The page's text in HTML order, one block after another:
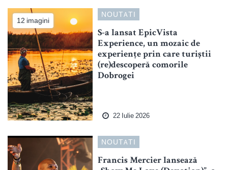
12 imagini
NOUTATI
S-a lansat EpicVista
Experience, un mozaic de
experiențe prin care turiștii
(re)descoperă comorile
Dobrogei
22 Iulie 2026
NOUTATI
Francis Mercier lansează